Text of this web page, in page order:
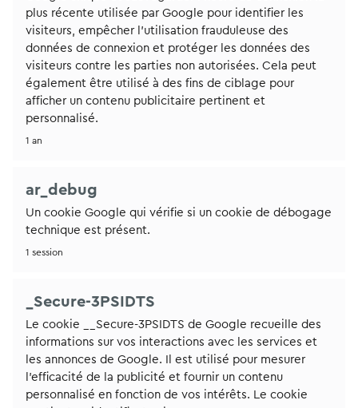
plus récente utilisée par Google pour identifier les
visiteurs, empêcher l'utilisation frauduleuse des
données de connexion et protéger les données des
visiteurs contre les parties non autorisées. Cela peut
également être utilisé à des fins de ciblage pour
afficher un contenu publicitaire pertinent et
personnalisé.
1 an
ar_debug
Un cookie Google qui vérifie si un cookie de débogage
technique est présent.
1 session
_Secure-3PSIDTS
Le cookie __Secure-3PSIDTS de Google recueille des
informations sur vos interactions avec les services et
les annonces de Google. Il est utilisé pour mesurer
l'efficacité de la publicité et fournir un contenu
personnalisé en fonction de vos intérêts. Le cookie